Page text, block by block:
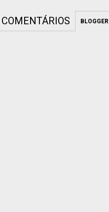
COMENTÁRIOS BLOGGER